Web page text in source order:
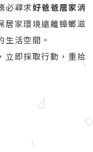
必尋求好爸爸居家消
居家環境遠離蟑螂滋
生活空間。
立即採取行動，重拾